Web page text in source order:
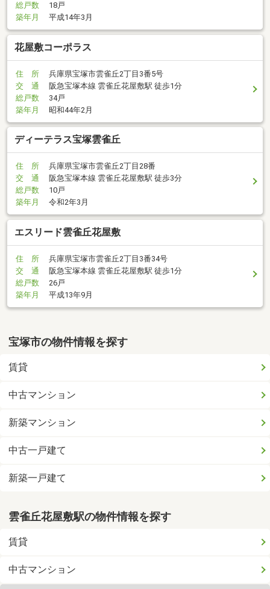
総戸数
18戸
築年月
平成14年3月
花屋敷コーポラス
住 所
兵庫県宝塚市雲雀丘2丁目3番5号
交 通
阪急宝塚本線 雲雀丘花屋敷駅 徒歩1分
総戸数
34戸
築年月
昭和44年2月
ディーテラス宝塚雲雀丘
住 所
兵庫県宝塚市雲雀丘2丁目28番
交 通
阪急宝塚本線 雲雀丘花屋敷駅 徒歩3分
総戸数
10戸
築年月
令和2年3月
エスリード雲雀丘花屋敷
住 所
兵庫県宝塚市雲雀丘2丁目3番34号
交 通
阪急宝塚本線 雲雀丘花屋敷駅 徒歩1分
総戸数
26戸
築年月
平成13年9月
宝塚市の物件情報を探す
賃貸
中古マンション
新築マンション
中古一戸建て
新築一戸建て
雲雀丘花屋敷駅の物件情報を探す
賃貸
中古マンション